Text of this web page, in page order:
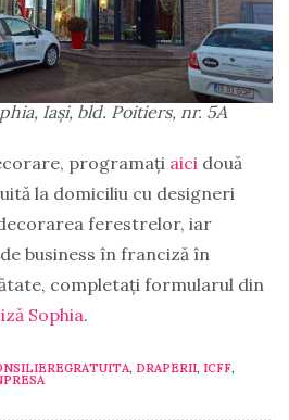
Iași, bld. Poitiers, nr. 5A
programați aici două
la domiciliu cu designeri
ferestrelor, iar
business în franciză în
completați formularul din
Sophia.
, DRAPERII, ICFF,